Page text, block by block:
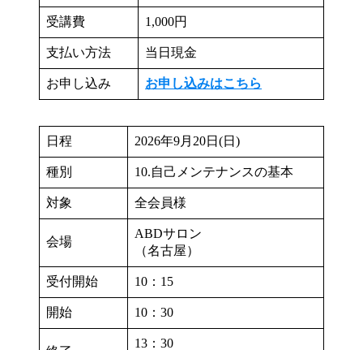
受講費 1,000円
支払い方法 当日現金
お申し込み お申し込みはこちら
日程 2026年9月20日(日)
種別 10.自己メンテナンスの基本
対象 全会員様
会場
ABDサロン
（名古屋）
受付開始 10：15
開始 10：30
13：30